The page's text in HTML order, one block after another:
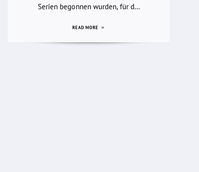
Serien begonnen wurden, für d...
READ MORE